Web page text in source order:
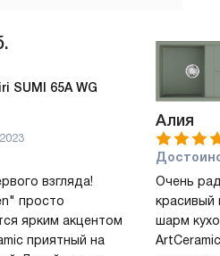
SUMI 65A WG
взгляда!
просто
ярким акцентом
приятный на
Алия
Очень
красивый
шарм